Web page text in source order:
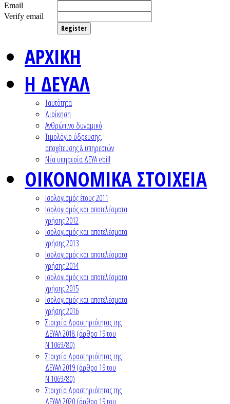
Email
Verify email
Register
ΑΡΧΙΚΗ
Η ΔΕΥΑΛ
Ταυτότητα
Διοίκηση
Ανθρώπινο δυναμικό
Τιμολόγιο ύδρευσης,
αποχέτευσης & υπηρεσιών
Nέα υπηρεσία ΔΕΥΑ ebill
ΟΙΚΟΝΟΜΙΚΑ ΣΤΟΙΧΕΙΑ
Ισολογισμός έτους 2011
Ισολογισμός και αποτελέσματα
χρήσης 2012
Ισολογισμός και αποτελέσματα
χρήσης 2013
Ισολογισμός και αποτελέσματα
χρήσης 2014
Ισολογισμός και αποτελέσματα
χρήσης 2015
Ισολογισμός και αποτελέσματα
χρήσης 2016
Στοιχεία Δραστηριότητας της
ΔΕΥΑΛ 2018 (άρθρο 19 του
Ν.1069/80)
Στοιχεία Δραστηριότητας της
ΔΕΥΑΛ 2019 (άρθρο 19 του
Ν.1069/80)
Στοιχεία Δραστηριότητας της
ΔΕΥΑΛ 2020 (άρθρο 19 του